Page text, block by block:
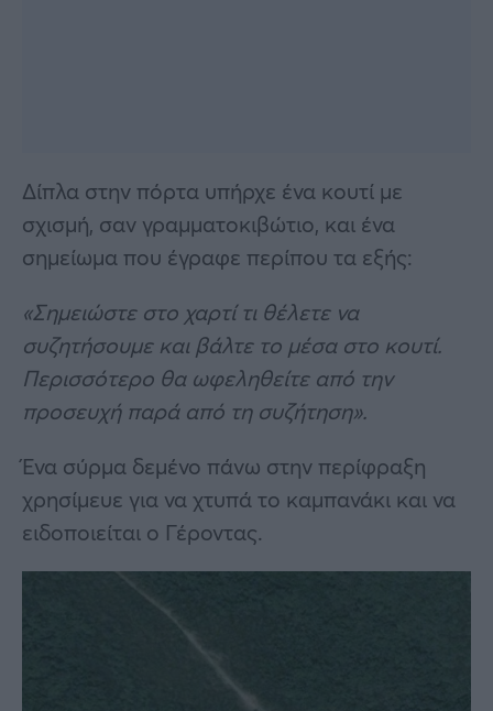
Δίπλα στην πόρτα υπήρχε ένα κουτί με
σχισμή, σαν γραμματοκιβώτιο, και ένα
σημείωμα που έγραφε περίπου τα εξής:
«Σημειώστε στο χαρτί τι θέλετε να
συζητήσουμε και βάλτε το μέσα στο κουτί.
Περισσότερο θα ωφεληθείτε από την
προσευχή παρά από τη συζήτηση».
Ένα σύρμα δεμένο πάνω στην περίφραξη
χρησίμευε για να χτυπά το καμπανάκι και να
ειδοποιείται ο Γέροντας.